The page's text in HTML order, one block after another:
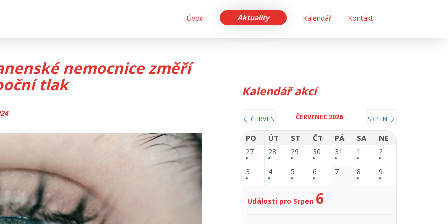
Úvod Aktuality Kalendář Kontakt
nemocnice změří
tlak
Kalendář akcí
ČERVEN ČERVENEC 2026 SRPEN
PO ÚT ST ČT PÁ SA NE
27 28 29 30 31 1 2
3 4 5 6 7 8 9
Události pro Srpen 6